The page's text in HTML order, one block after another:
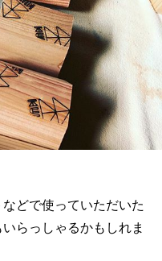
どで使っていただいた
らっしゃるかもしれま